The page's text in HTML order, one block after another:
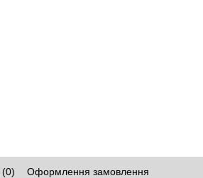
(0) Оформлення замовлення